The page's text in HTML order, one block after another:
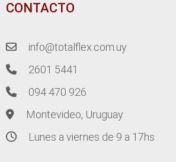
CONTACTO
info@totalflex.com.uy
2601 5441
094 470 926
Montevideo, Uruguay
Lunes a viernes de 9 a 17hs